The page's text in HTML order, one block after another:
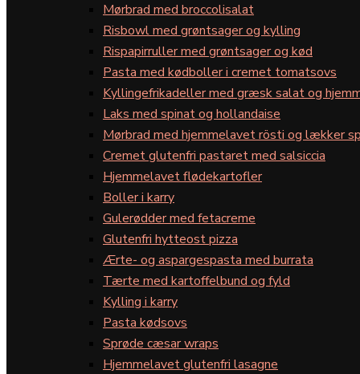
Mørbrad med broccolisalat
Risbowl med grøntsager og kylling
Rispapirruller med grøntsager og kød
Pasta med kødboller i cremet tomatsovs
Kyllingefrikadeller med græsk salat og
Laks med spinat og hollandaise
Mørbrad med hjemmelavet rösti og lækker
Cremet glutenfri pastaret med salsiccia
Hjemmelavet flødekartofler
Boller i karry
Gulerødder med fetacreme
Glutenfri hytteost pizza
Ærte- og aspargespasta med burrata
Tærte med kartoffelbund og fyld
Kylling i karry
Pasta kødsovs
Sprøde cæsar wraps
Hjemmelavet glutenfri lasagne